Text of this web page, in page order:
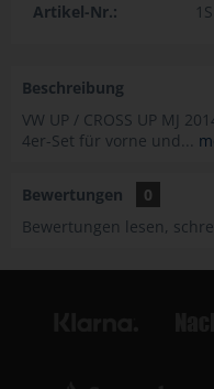
Artikel-Nr.:
Beschreibung
VW UP / CROSS UP MJ
4er-Set für vorne und...
Bewertungen
0
Bewertungen lesen,